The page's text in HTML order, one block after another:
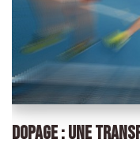
DOPAGE : UNE